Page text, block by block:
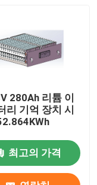
280Ah 리튬 이
리 기억 장치 시
최고의 가격